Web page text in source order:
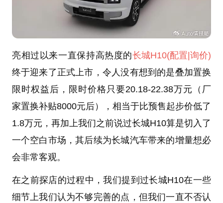
亮相过以来一直保持高热度的长城H10(配置 |询价)
终于迎来了正式上市，令人没有想到的是叠加置换
限时权益后，限时价格只要20.18-22.38万元（厂
家置换补贴8000元后），相当于比预售起步价低了
1.8万元，再加上我们之前说过长城H10算是切入了
一个空白市场，其后续为长城汽车带来的增量想必
会非常客观。
在之前探店的过程中，我们提到过长城H10在一些
细节上我们认为不够完善的点，但我们一直不否认